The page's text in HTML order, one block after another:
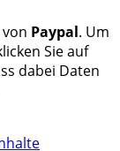
Paypal. Um
Sie auf
dabei Daten